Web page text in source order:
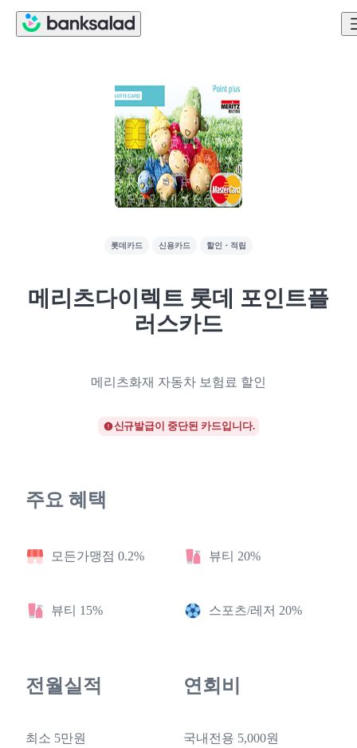
롯데카드 신용카드 할인・적립
메리츠다이렉트 롯데 포인트플
러스카드
메리츠화재 자동차 보험료 할인
신규발급이 중단된 카드입니다.
주요 혜택
모든가맹점 0.2% 뷰티 20%
뷰티 15% 스포츠/레저 20%
전월실적
최소 5만원
연회비
국내전용 5,000원